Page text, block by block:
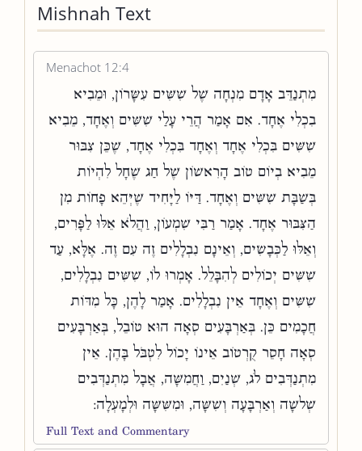
Mishnah Text
Menachot 12:4
מִתְנַדֵּב אָדָם מִנְחָה שֶׁל שִׁשִּׁים עִשָּׂרוֹן, וּמֵבִיא
בִכְלִי אֶחָד. אִם אָמַר הֲרֵי עָלַי שִׁשִּׁים וְאֶחָד, מֵבִיא
שִׁשִּׁים בִּכְלִי אֶחָד וְאֶחָד בִּכְלִי אֶחָד, שֶׁכֵּן צִבּוּר
מֵבִיא בְיוֹם טוֹב הָרִאשׁוֹן שֶׁל חַג שֶׁחָל לִהְיוֹת
בְּשַׁבָּת שִׁשִּׁים וְאֶחָד. דַּיּוֹ לַיָּחִיד שֶׁיְּהֵא פָחוֹת מִן
הַצִּבּוּר אֶחָד. אָמַר רַבִּי שִׁמְעוֹן, וַהֲלֹא אֵלּוּ לַפָּרִים,
וְאֵלּוּ לַכְּבָשִׂים, וְאֵינָם נִבְלָלִים זֶה עִם זֶה. אֶלָּא, עַד
שִׁשִּׁים יְכוֹלִים לְהִבָּלֵל. אָמְרוּ לוֹ, שִׁשִּׁים נִבְלָלִים,
שִׁשִּׁים וְאֶחָד אֵין נִבְלָלִים. אָמַר לָהֶן, כָּל מִדּוֹת
חֲכָמִים כֵּן. בְּאַרְבָּעִים סְאָה הוּא טוֹבֵל, בְּאַרְבָּעִים
סְאָה חָסֵר קֻרְטוֹב אֵינוֹ יָכוֹל לִטְבֹּל בָּהֶן. אֵין
מִתְנַדְּבִים לֹג, שְׁנַיִם, וַחֲמִשָּׁה, אֲבָל מִתְנַדְּבִים
שְׁלשָׁה וְאַרְבָּעָה וְשִׁשָּׁה, וּמִשִּׁשָּׁה וּלְמָעְלָה:
Full Text and Commentary